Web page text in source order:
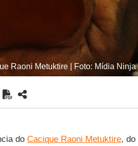
Raoni Metuktire | Foto: Mídia Ninja
do Cacique Raoni Metuktire, do